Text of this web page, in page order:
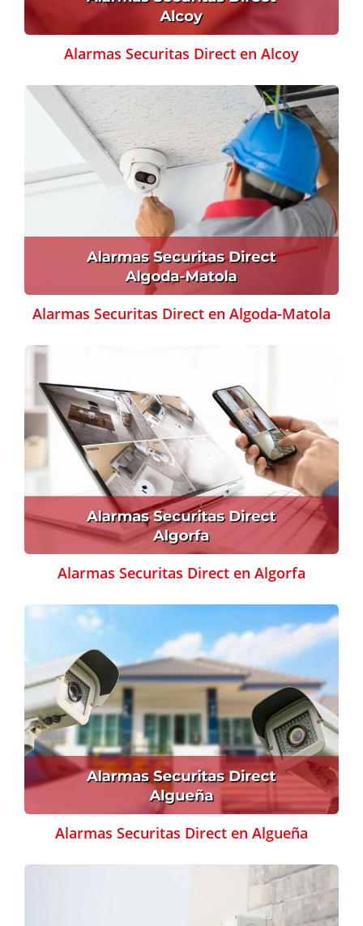
Alarmas Securitas Direct en Alcoy
Alarmas Securitas Direct en Algoda-Matola
Alarmas Securitas Direct en Algorfa
Alarmas Securitas Direct en Algueña